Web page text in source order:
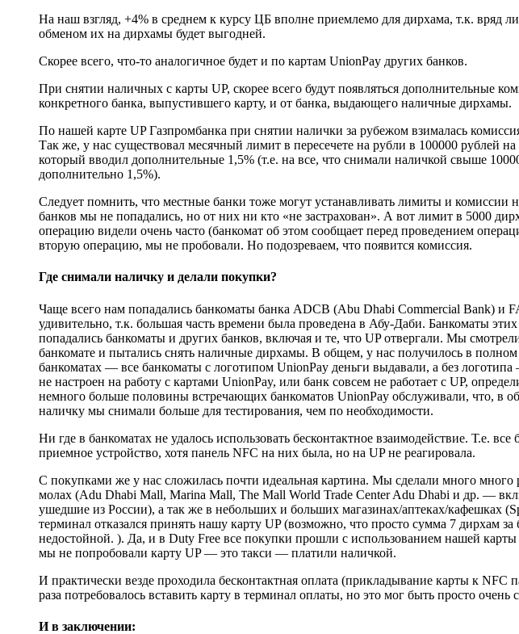
На наш взгляд, +4% в среднем к курсу ЦБ вполне приемлемо для дирхама, т.к. вряд
обменом их на дирхамы будет выгодней.
Скорее всего, что-то аналогичное будет и по картам UnionPay других банков.
При снятии наличных с карты UP, скорее всего будут появляться дополнительные
конкретного банка, выпустившего карту, и от банка, выдающего наличные дирхамы.
По нашей карте UP Газпромбанка при снятии налички за рубежом взималась
Так же, у нас существовал месячный лимит в пересечете на рубли в 100000 рублей
который вводил дополнительные 1,5% (т.е. на все, что снимали наличкой свыше
дополнительно 1,5%).
Следует помнить, что местные банки тоже могут устанавливать лимиты и комиссии
банков мы не попадались, но от них ни кто «не застрахован». А вот лимит в 5000
операцию видели очень часто (банкомат об этом сообщает перед проведением
вторую операцию, мы не пробовали. Но подозреваем, что появится комиссия.
Где снимали наличку и делали покупки?
Чаще всего нам попадались банкоматы банка ADCB (Abu Dhabi Commercial Bank) и
удивительно, т.к. большая часть времени была проведена в Абу-Даби. Банкоматы
попадались банкоматы и других банков, включая и те, что UP отвергали. Мы
банкомате и пытались снять наличные дирхамы. В общем, у нас получилось в полном
банкоматах — все банкоматы с логотипом UnionPay деньги выдавали, а без
не настроен на работу с картами UnionPay, или банк совсем не работает с UP,
немного больше половины встречающих банкоматов UnionPay обслуживали, что, в
наличку мы снимали больше для тестирования, чем по необходимости.
Ни где в банкоматах не удалось использовать бесконтактное взаимодействие. Т.е.
приемное устройство, хотя панель NFC на них была, но на UP не реагировала.
С покупками же у нас сложилась почти идеальная картина. Мы сделали много
молах (Adu Dhabi Mall, Marina Mall, The Mall World Trade Center Adu Dhabi и др. —
ушедшие из России), а так же в небольших и больших магазинах/аптеках/кафешках
терминал отказался принять нашу карту UP (возможно, что просто сумма 7 дирхам
недостойной. ). Да, и в Duty Free все покупки прошли с использованием нашей
мы не попробовали карту UP — это такси — платили наличкой.
И практически везде проходила бесконтактная оплата (прикладывание карты к
раза потребовалось вставить карту в терминал оплаты, но это мог быть просто очень
И в заключении: